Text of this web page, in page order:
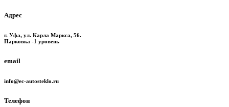
Адрес
г. Уфа, ул. Карла Маркса, 56.
Парковка -1 уровень
email
info@ec-autosteklo.ru
Телефон